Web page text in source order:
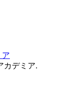
ア
カデミア.